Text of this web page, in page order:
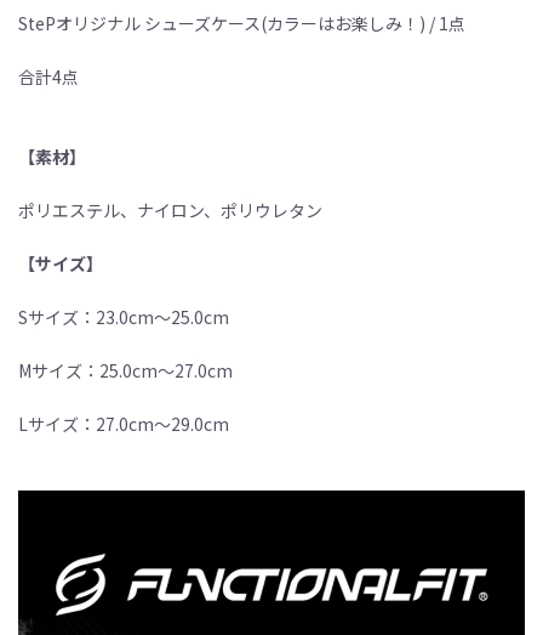
StePオリジナル シューズケース(カラーはお楽しみ！) / 1点
合計4点
【素材】
ポリエステル、ナイロン、ポリウレタン
【サイズ】
Sサイズ：23.0cm〜25.0cm
Mサイズ：25.0cm〜27.0cm
Lサイズ：27.0cm〜29.0cm